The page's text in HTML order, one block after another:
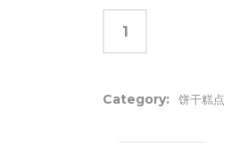
Category: 饼干糕点